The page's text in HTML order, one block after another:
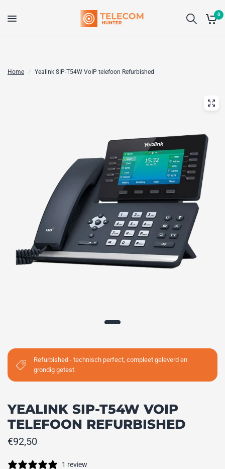
0
Home / Yealink SIP-T54W VoIP telefoon Refurbished
Refurbished - technisch perfect, compleet geleverd en
grondig getest.
YEALINK SIP-T54W VOIP
TELEFOON REFURBISHED
€92,50
1 review